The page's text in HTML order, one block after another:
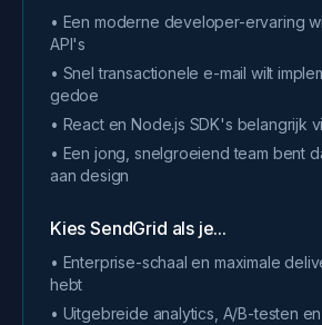
• Een moderne developer-ervaring
API's
• Snel transactionele e-mail wilt
gedoe
• React en Node.js SDK's belangrijk
• Een jong, snelgroeiend team bent
aan design
Kies SendGrid als je...
• Enterprise-schaal en maximale
hebt
• Uitgebreide analytics, A/B-testen